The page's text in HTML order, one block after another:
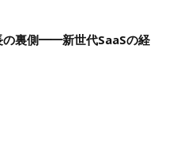
の裏側━━新世代SaaSの経